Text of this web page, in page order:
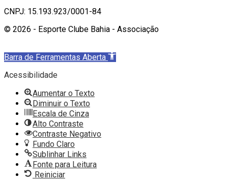
CNPJ: 15.193.923/0001-84
© 2026 - Esporte Clube Bahia - Associação
Barra de Ferramentas Aberta
Acessibilidade
Aumentar o Texto
Diminuir o Texto
Escala de Cinza
Alto Contraste
Contraste Negativo
Fundo Claro
Sublinhar Links
Fonte para Leitura
Reiniciar